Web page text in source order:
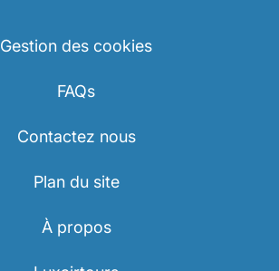
Gestion des cookies
FAQs
Contactez nous
Plan du site
À propos